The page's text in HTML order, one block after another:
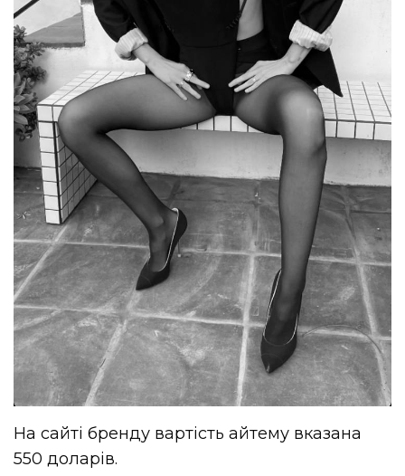
На сайті бренду вартість айтему вказана
550 доларів.